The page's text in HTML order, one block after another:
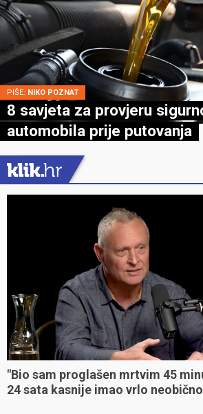
PIŠE: NIKO POZNAT
8 savjeta za provjeru
automobila prije putovanja
"Bio sam proglašen mrtvim 45
24 sata kasnije imao vrlo